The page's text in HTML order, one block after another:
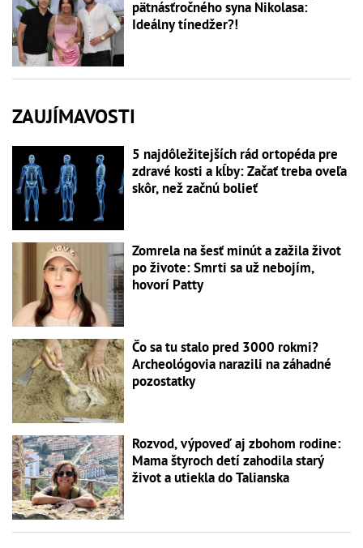
pätnásťročného syna Nikolasa:
Ideálny tínedžer?!
ZAUJÍMAVOSTI
5 najdôležitejších rád ortopéda pre
zdravé kosti a kĺby: Začať treba oveľa
skôr, než začnú bolieť
Zomrela na šesť minút a zažila život
po živote: Smrti sa už nebojím,
hovorí Patty
Čo sa tu stalo pred 3000 rokmi?
Archeológovia narazili na záhadné
pozostatky
Rozvod, výpoveď aj zbohom rodine:
Mama štyroch detí zahodila starý
život a utiekla do Talianska